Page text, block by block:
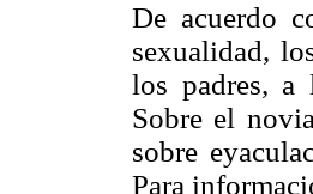
De acuerdo
sexualidad,
los padres, a
Sobre el
sobre
Para